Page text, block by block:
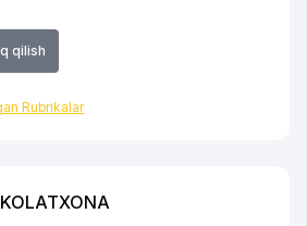
qilish
Rubrikalar